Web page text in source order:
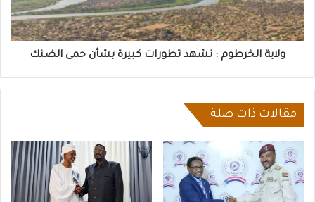
بشأن
حمى
الضنك
ولاية الخرطوم : تشهد تطورات كبيرة بشأن حمى الضنك
مقالات ذات صلة